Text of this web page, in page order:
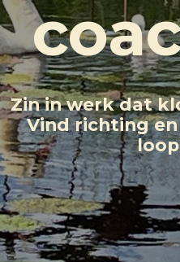
Zin in werk dat
Vind richting